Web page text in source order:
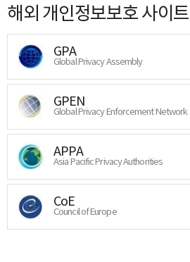
해외 개인정보보호 사이트
GPA
Global Privacy Assembly
GPEN
Global Privacy Enforcement Network
APPA
Asia Pacific Privacy Authorities
CoE
Council of Europe